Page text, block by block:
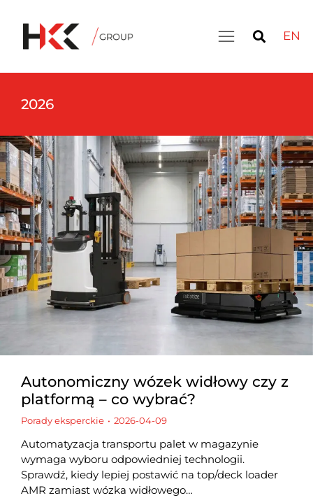
EN
2026
Autonomiczny wózek widłowy czy z
platformą – co wybrać?
Porady eksperckie 2026-04-09
Automatyzacja transportu palet w magazynie
wymaga wyboru odpowiedniej technologii.
Sprawdź, kiedy lepiej postawić na top/deck loader
AMR zamiast wózka widłowego…